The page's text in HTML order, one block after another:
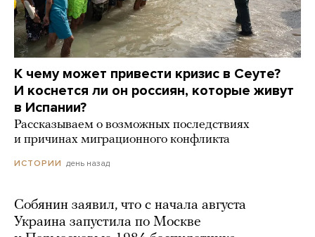
К чему может привести кризис в Сеуте?
И коснется ли он россиян, которые живут
в Испании?
Рассказываем о возможных последствиях
и причинах миграционного конфликта
ИСТОРИИ день назад
Собянин заявил, что с начала августа
Украина запустила по Москве